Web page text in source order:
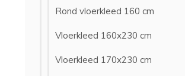
Rond vloerkleed 160 cm
Vloerkleed 160x230 cm
Vloerkleed 170x230 cm